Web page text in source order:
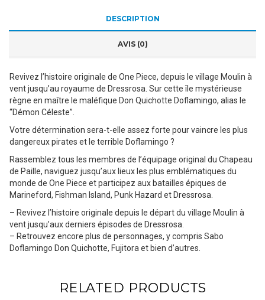
DESCRIPTION
AVIS (0)
Revivez l’histoire originale de One Piece, depuis le village Moulin à
vent jusqu’au royaume de Dressrosa. Sur cette île mystérieuse
règne en maître le maléfique Don Quichotte Doflamingo, alias le
“Démon Céleste”.
Votre détermination sera-t-elle assez forte pour vaincre les plus
dangereux pirates et le terrible Doflamingo ?
Rassemblez tous les membres de l’équipage original du Chapeau
de Paille, naviguez jusqu’aux lieux les plus emblématiques du
monde de One Piece et participez aux batailles épiques de
Marineford, Fishman Island, Punk Hazard et Dressrosa.
– Revivez l’histoire originale depuis le départ du village Moulin à
vent jusqu’aux derniers épisodes de Dressrosa.
– Retrouvez encore plus de personnages, y compris Sabo
Doflamingo Don Quichotte, Fujitora et bien d’autres.
RELATED PRODUCTS